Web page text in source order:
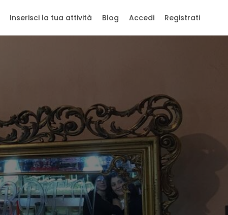
Inserisci la tua attività Blog Accedi Registrati